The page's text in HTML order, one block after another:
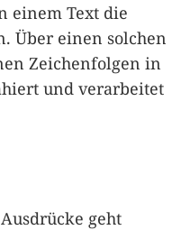
einem Text die
Über einen solchen
Zeichenfolgen in
und verarbeitet
geht